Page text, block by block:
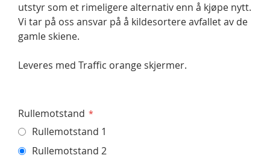
utstyr som et rimeligere alternativ enn å kjøpe nytt.
Vi tar på oss ansvar på å kildesortere avfallet av de
gamle skiene.
Leveres med Traffic orange skjermer.
Rullemotstand
Rullemotstand 1
Rullemotstand 2